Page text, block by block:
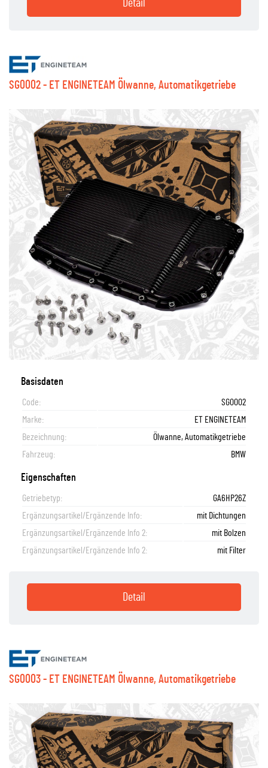
Detail
SG0002 - ET ENGINETEAM Ölwanne, Automatikgetriebe
Basisdaten
Code:
SG0002
Marke:
ET ENGINETEAM
Bezeichnung:
Ölwanne, Automatikgetriebe
Fahrzeug:
BMW
Eigenschaften
Getriebetyp:
GA6HP26Z
Ergänzungsartikel/Ergänzende Info:
mit Dichtungen
Ergänzungsartikel/Ergänzende Info 2:
mit Bolzen
Ergänzungsartikel/Ergänzende Info 2:
mit Filter
Detail
SG0003 - ET ENGINETEAM Ölwanne, Automatikgetriebe